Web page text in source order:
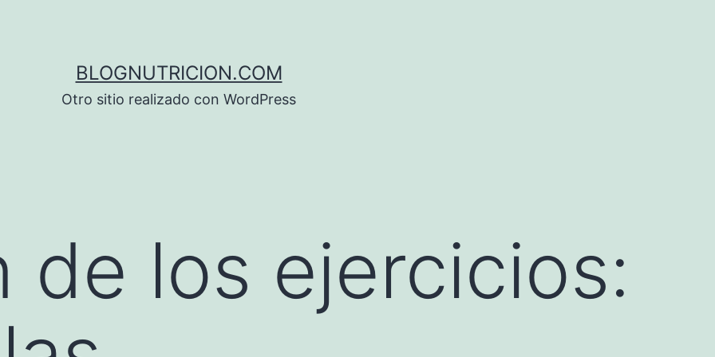
BLOGNUTRICION.COM
Otro sitio realizado con WordPress
de los ejercicios: